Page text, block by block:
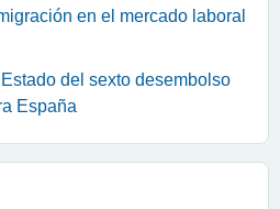
en el mercado laboral
del sexto desembolso
España